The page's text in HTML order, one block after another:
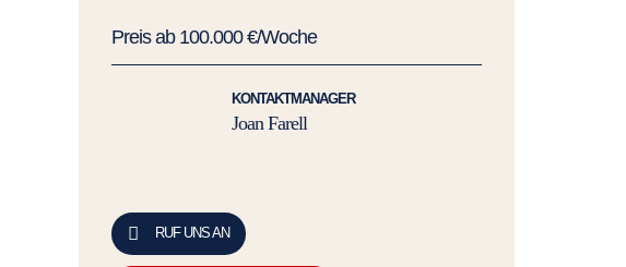
Preis ab 100.000 €/Woche
KONTAKTMANAGER
Joan Farell
RUF UNS AN